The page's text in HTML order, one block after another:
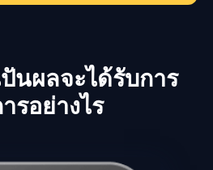
นผลจะได้รับการ
รอย่างไร